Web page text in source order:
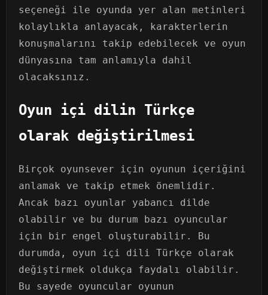
seçeneği ile oyunda yer alan metinleri
kolaylıkla anlayacak, karakterlerin
konuşmalarını takip edebilecek ve oyun
dünyasına tam anlamıyla dahil
olacaksınız.
Oyun içi dilin Türkçe
olarak değiştirilmesi
Birçok oyunsever için oyunun içeriğini
anlamak ve takip etmek önemlidir.
Ancak bazı oyunlar yabancı dilde
olabilir ve bu durum bazı oyuncular
için bir engel oluşturabilir. Bu
durumda, oyun içi dili Türkçe olarak
değiştirmek oldukça faydalı olabilir.
Bu sayede oyuncular oyunun